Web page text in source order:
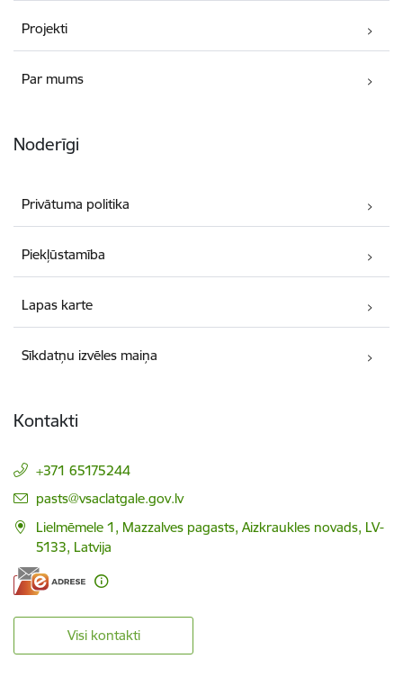
Projekti
Par mums
Noderīgi
Privātuma politika
Piekļūstamība
Lapas karte
Sīkdatņu izvēles maiņa
Kontakti
+371 65175244
E-pasts:
pasts@vsaclatgale.gov.lv
Lielmēmele 1, Mazzalves pagasts, Aizkraukles novads, LV-
5133, Latvija
Visi kontakti